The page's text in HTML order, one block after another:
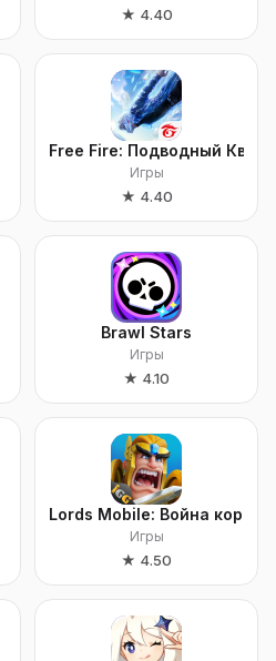
★ 4.40
Free Fire: Подводный Квест
Игры
★ 4.40
Brawl Stars
Игры
★ 4.10
Lords Mobile: Война
Игры
★ 4.50